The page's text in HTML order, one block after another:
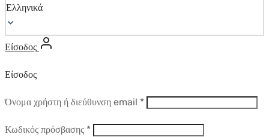
Ελληνικά
Είσοδος
Είσοδος
Όνομα χρήστη ή διεύθυνση email *Απαιτούμενο
Κωδικός πρόσβασης *Απαιτούμενο